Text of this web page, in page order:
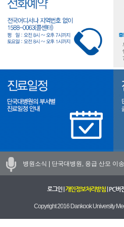
병원소식 | 단국대병원, 응급 산모 이
로그인| 개인정보처리방침| PC버
Copyright 2016 Dankook University